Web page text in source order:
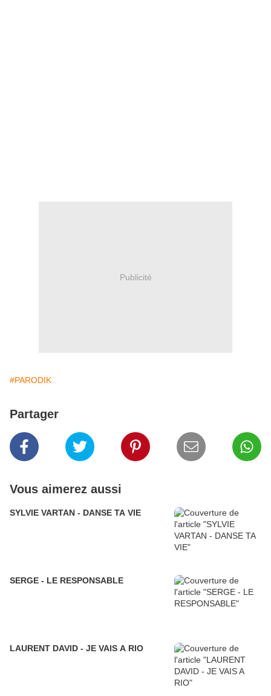
Publicité
#PARODIK
Partager
Vous aimerez aussi
SYLVIE VARTAN - DANSE TA VIE
SERGE - LE RESPONSABLE
LAURENT DAVID - JE VAIS A RIO